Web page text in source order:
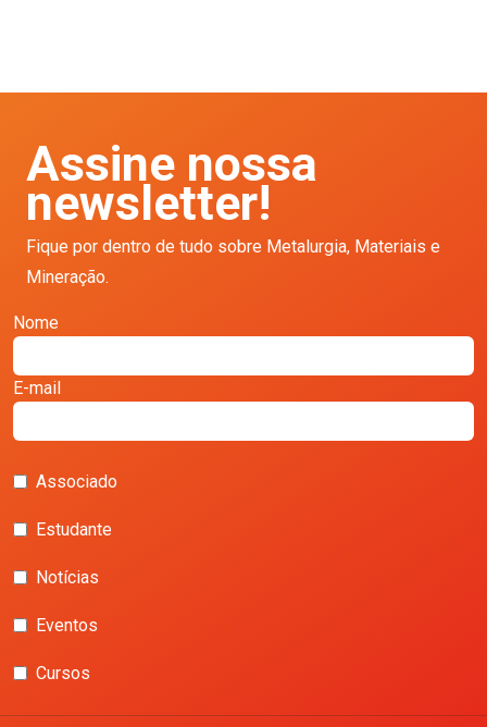
Assine nossa
newsletter!
Fique por dentro de tudo sobre Metalurgia, Materiais e
Mineração.
Nome
E-mail
Associado
Estudante
Notícias
Eventos
Cursos